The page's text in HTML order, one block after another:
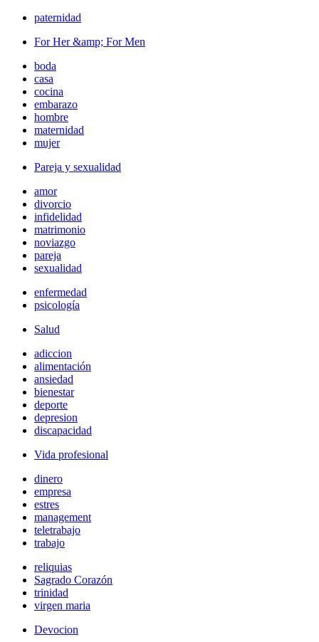
paternidad
For Her &amp; For Men
boda
casa
cocina
embarazo
hombre
maternidad
mujer
Pareja y sexualidad
amor
divorcio
infidelidad
matrimonio
noviazgo
pareja
sexualidad
enfermedad
psicología
Salud
adiccion
alimentación
ansiedad
bienestar
deporte
depresion
discapacidad
Vida profesional
dinero
empresa
estres
management
teletrabajo
trabajo
reliquias
Sagrado Corazón
trinidad
virgen maria
Devocion